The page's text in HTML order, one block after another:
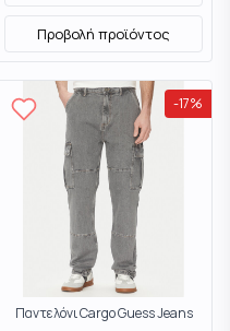
Προβολή προϊόντος
-17%
Παντελόνι Cargo Guess Jeans